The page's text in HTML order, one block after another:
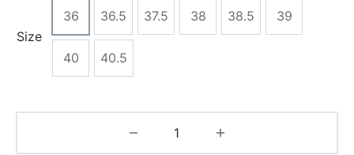
Size
36 36.5 37.5 38 38.5 39
40 40.5